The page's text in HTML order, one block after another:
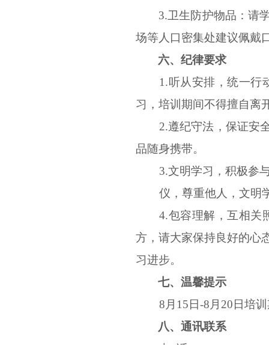
3.卫生防护物品：请
场等人口密集处建议佩戴
六、纪律要求
1.听从安排，统一行
习，培训期间不得擅自离
2.遵纪守法，保证安
品随身携带。
3.文明学习，积极参
仪，尊重他人，文明
4.包容理解，互相关
方，请大家保持良好的心
习进步。
七、温馨提示
8月15日-8月20日培
八、通讯联系
电
话：